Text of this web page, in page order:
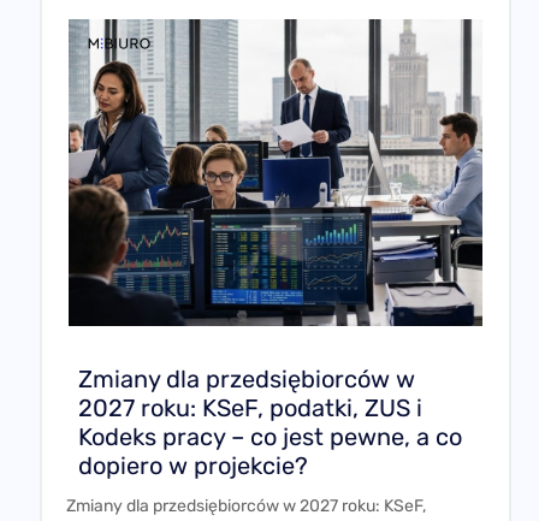
Zmiany dla przedsiębiorców w
2027 roku: KSeF, podatki, ZUS i
Kodeks pracy – co jest pewne, a co
dopiero w projekcie?
Zmiany dla przedsiębiorców w 2027 roku: KSeF,